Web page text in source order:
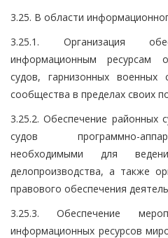
3.25. В области
3.25.1. Организация
информационным ресурсам
судов, гарнизонных военных
сообщества в пределах своих
3.25.2. Обеспечение районных
судов программно-
необходимыми для
делопроизводства, а также
правового обеспечения
3.25.3. Обеспечение
информационных ресурсов